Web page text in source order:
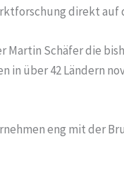
direkt auf
Schäfer die
in über 42 Ländern
eng mit der